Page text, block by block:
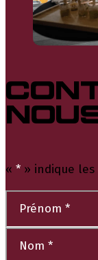
« * » indique les
*